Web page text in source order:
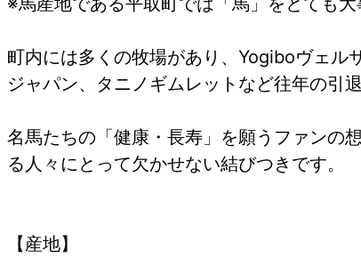
町内には多くの牧場があり、Yogiboヴェル
ジャパン、タニノギムレットなど往年の引
名馬たちの「健康・長寿」を願うファンの
る人々にとって欠かせない結びつきです。
【産地】